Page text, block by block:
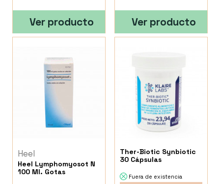
Ver producto Ver producto
Heel
Heel Lymphomyosot N
100 Ml. Gotas
Ther-Biotic Synbiotic
30 Cápsulas
Fuera de existencia